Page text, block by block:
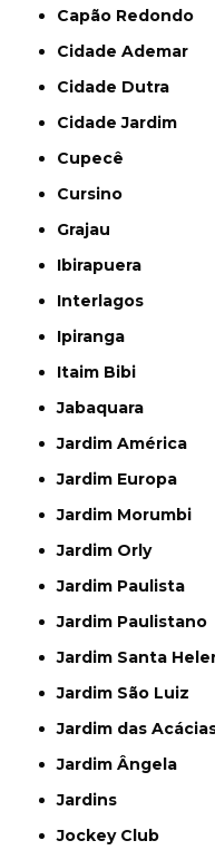
Capão Redondo
Cidade Ademar
Cidade Dutra
Cidade Jardim
Cupecê
Cursino
Grajau
Ibirapuera
Interlagos
Ipiranga
Itaim Bibi
Jabaquara
Jardim América
Jardim Europa
Jardim Morumbi
Jardim Orly
Jardim Paulista
Jardim Paulistano
Jardim Santa
Jardim São Luiz
Jardim das
Jardim Ângela
Jardins
Jockey Club